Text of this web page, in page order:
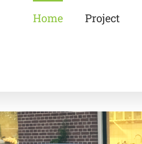
Home Project